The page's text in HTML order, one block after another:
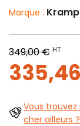
Marque :
349,00 € HT
Vous trouvez
cher ailleurs ?